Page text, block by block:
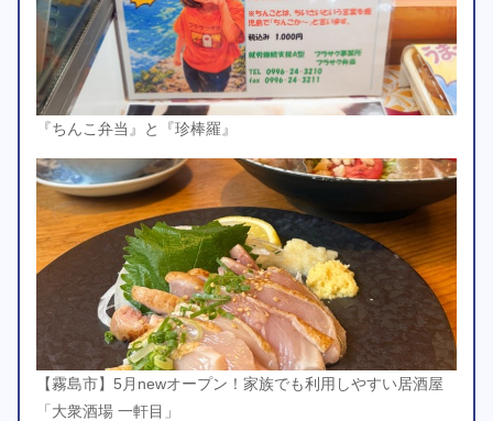
『ちんこ弁当』と『珍棒羅』
【霧島市】5月newオープン！家族でも利用しやすい居酒屋
「大衆酒場 一軒目」